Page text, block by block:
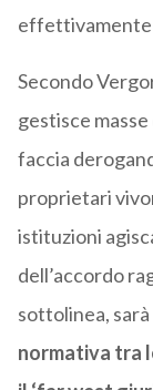
effettivamente
Secondo
gestisce
faccia
proprietari
istituzioni
dell’accordo
sottolinea, sarà
normativa tra